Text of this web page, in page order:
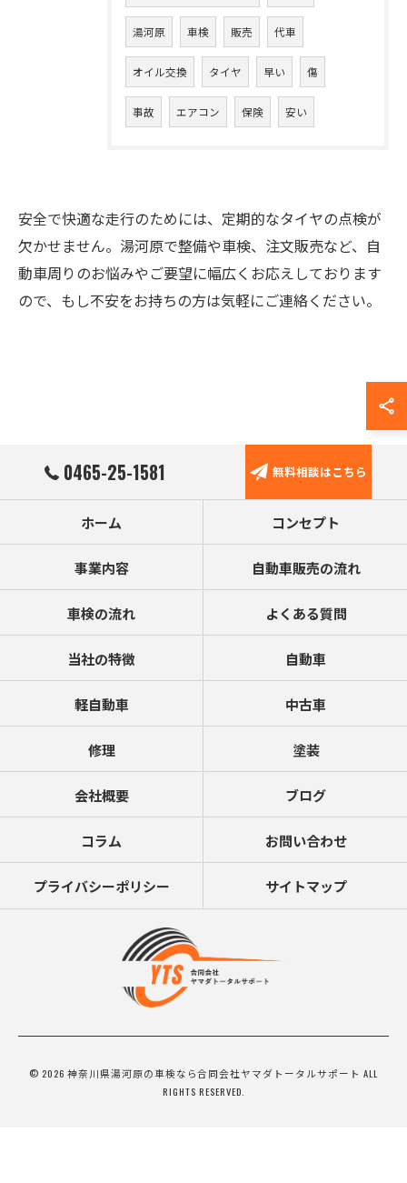
湯河原 車検 販売 代車
オイル交換 タイヤ 早い 傷
事故 エアコン 保険 安い
安全で快適な走行のためには、定期的なタイヤの点検が
欠かせません。湯河原で整備や車検、注文販売など、自
動車周りのお悩みやご要望に幅広くお応えしております
ので、もし不安をお持ちの方は気軽にご連絡ください。
0465-25-1581 無料相談はこちら
ホーム コンセプト
事業内容 自動車販売の流れ
車検の流れ よくある質問
当社の特徴 自動車
軽自動車 中古車
修理 塗装
会社概要 ブログ
コラム お問い合わせ
プライバシーポリシー サイトマップ
© 2026 神奈川県湯河原の車検なら合同会社ヤマダトータルサポート ALL
RIGHTS RESERVED.